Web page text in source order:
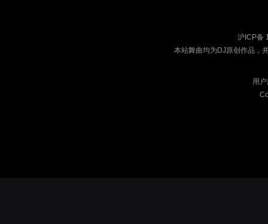
沪ICP备
本站舞曲均为DJ原创作品，
用